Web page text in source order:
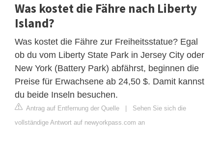
Was kostet die Fähre nach Liberty
Island?
Was kostet die Fähre zur Freiheitsstatue? Egal
ob du vom Liberty State Park in Jersey City oder
New York (Battery Park) abfährst, beginnen die
Preise für Erwachsene ab 24,50 $. Damit kannst
du beide Inseln besuchen.
Antrag auf Entfernung der Quelle
Sehen Sie sich die
vollständige Antwort auf newyorkpass.com an